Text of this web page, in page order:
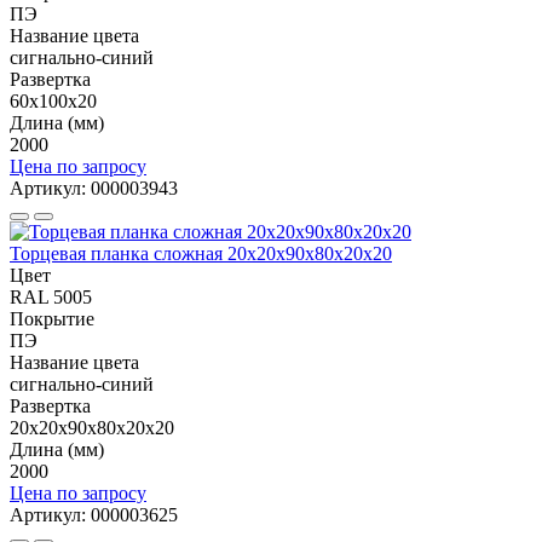
ПЭ
Название цвета
сигнально-синий
Развертка
60х100х20
Длина (мм)
2000
Цена по запросу
Артикул: 000003943
Торцевая планка сложная 20х20х90х80х20х20
Цвет
RAL 5005
Покрытие
ПЭ
Название цвета
сигнально-синий
Развертка
20х20х90х80х20х20
Длина (мм)
2000
Цена по запросу
Артикул: 000003625